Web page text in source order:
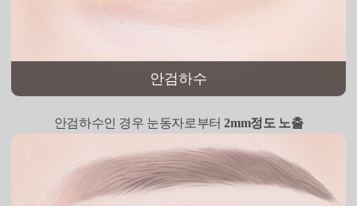
안검하수
안검하수인 경우 눈동자로부터2mm정도 노출